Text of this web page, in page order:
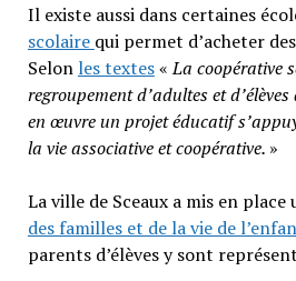
Il existe aussi dans certaines
scolaire qui permet d’acheter
Selon les textes«La coopérative
regroupement d’adultes et
en œuvre un projet éducatif
la vie associative et coopérative. »
La ville de Sceaux a mis en place
des familles et de la vie de
parents d’élèves y sont